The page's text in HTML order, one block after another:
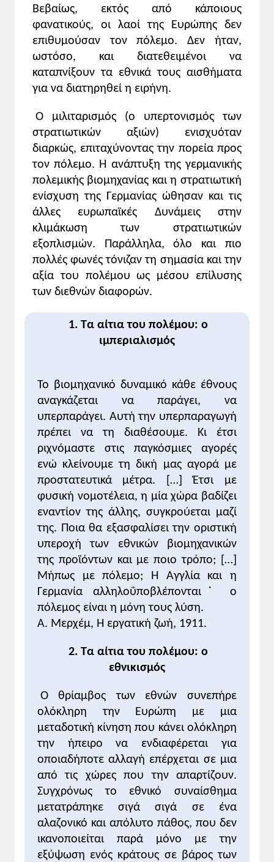
Παγκόσμιο πόλεμο είχε ξεκινήσει, στην
πραγματικότητα, πολλά χρόνια πριν με τη
μορφή ενός ανελέητου οικονομικού
πολέμου. Κύριος σκοπός των κρατών που
εμπλέκονταν σε αυτόν τον οικονομικό
πόλεμο, κυρίως της Βρετανίας, της Γαλλίας
σε μια περιοχή αποκτώντας τον οικονομικό
της έλεγχο. Χαρακτηριστικά, όταν η
Γερμανία αποπειράθηκε να διεισδύσει
οικονομικά στο Μαρόκο, που ανήκε στη
γαλλική σφαίρα συμφερόντων, Γαλλία και
Γερμανία βρέθηκαν στα πρόθυρα πολέμου
(μαροκινές κρίσεις, 1905-1906 και 1911).
2. Ο εθνικισμός ως αίσθημα αγάπης για
την πατρίδα και ταυτοχρόνως μίσους για
οτιδήποτε θεωρείται ότι μπορεί να τη
βλάψει είχε αρχίσει να αναπτύσσεται στην
Ευρώπη ήδη από τον 19ο
αιώνα. Στις αρχές
του 20ούαιώνα το συναίσθημα αυτό
ήπειρο: πολλοί στις ευρωπαϊκές κοινωνίες
πίστευαν ότι η προσφυγή στον πόλεμο ήταν
3. Το πνεύμα του μιλιταρισμού, ιδιαίτερα
έκδηλο στη Γερμανία, όπου προϋπήρχε και
μια ισχυρή στρατοκρατική πρωσική
παράδοση, αποθέωνε καθετί που
συνδεόταν με την οργάνωση, την τάξη, την
πειθαρχία και την υποταγή. Βασική
παράμετρος του μιλιταρισμού υπήρξε η
πεποίθηση ότι ο κύριος τρόπος
αποτελεσματικής επίλυσης των
διακρατικών διαφορών ήταν η ένοπλη
σύγκρουση. Η θέση αυτή, με τη σειρά της,
δικαιολογούσε τη στρατιωτικοποίηση τόσο
της κοινωνίας όσο και της οικονομίας,
προκειμένου να μπορούν να υποστηρίξουν
μια ενδεχόμενη πολεμική προσπάθεια του
κράτους.
Σχολιασμός εικονιστικού υλικού
1. Θα πρέπει να επισημανθεί στους
μαθητές ότι η σύνθεση των δύο αντίπαλων
συμμαχιών, όπως αποτυπώνεται στον
συγκεκριμένο χάρτη, άλλαξε κατά την
εξέλιξη του Α' Παγκόσμιου πολέμου (βλέπε
σχετικά Βιβλίο του μαθητή).
2. Ο πόλεμος των χαρακωμάτων, μια
ιδιαίτερη μορφή πολεμικής σύγκρουσης,
σφράγισε τον Α' Παγκόσμιο πόλεμο. Η
εμπειρία ήταν τραγική και είχε βαριές
συνέπειες όχι μόνο στη σωματική
ακεραιότητα αλλά και στην ψυχική
ισορροπία των πολεμιστών, που
υποχρεώνονταν για μεγάλα χρονικά
διαστήματα να παραμένουν αδρανείς
Βεβαίως, εκτός από κάποιους
φανατικούς, οι λαοί της Ευρώπης δεν
επιθυμούσαν τον πόλεμο. Δεν ήταν,
ωστόσο, και διατεθειμένοι να
καταπνίξουν τα εθνικά τους αισθήματα
για να διατηρηθεί η ειρήνη.
Ο μιλιταρισμός (ο υπερτονισμός των
στρατιωτικών αξιών) ενισχυόταν
διαρκώς, επιταχύνοντας την πορεία προς
τον πόλεμο. Η ανάπτυξη της γερμανικής
πολεμικής βιομηχανίας και η στρατιωτική
ενίσχυση της Γερμανίας ώθησαν και τις
άλλες ευρωπαϊκές Δυνάμεις στην
κλιμάκωση των στρατιωτικών
εξοπλισμών. Παράλληλα, όλο και πιο
πολλές φωνές τόνιζαν τη σημασία και την
αξία του πολέμου ως μέσου επίλυσης
των διεθνών διαφορών.
1. Τα αίτια του πολέμου: ο
ιμπεριαλισμός
Το βιομηχανικό δυναμικό κάθε έθνους
αναγκάζεται να παράγει, να
υπερπαράγει. Αυτή την υπερπαραγωγή
πρέπει να τη διαθέσουμε. Κι έτσι
ριχνόμαστε στις παγκόσμιες αγορές
ενώ κλείνουμε τη δική μας αγορά με
προστατευτικά μέτρα. […] Έτσι με
φυσική νομοτέλεια, η μία χώρα βαδίζει
εναντίον της άλλης, συγκρούεται μαζί
της. Ποια θα εξασφαλίσει την οριστική
υπεροχή των εθνικών βιομηχανικών
της προϊόντων και με ποιο τρόπο; […]
Μήπως με πόλεμο; Η Αγγλία και η
Γερμανία αλληλοΰποβλέπονται˙ ο
πόλεμος είναι η μόνη τους λύση.
Α. Μερχέμ, Η εργατική ζωή, 1911.
2. Τα αίτια του πολέμου: ο
εθνικισμός
Ο θρίαμβος των εθνών συνεπήρε
ολόκληρη την Ευρώπη με μια
μεταδοτική κίνηση που κάνει ολόκληρη
την ήπειρο να ενδιαφέρεται για
οποιαδήποτε αλλαγή επέρχεται σε μια
από τις χώρες που την απαρτίζουν.
Συγχρόνως το εθνικό συναίσθημα
μετατράπηκε σιγά σιγά σε ένα
αλαζονικό και απόλυτο πάθος, που δεν
ικανοποιείται παρά μόνο με την
εξύψωση ενός κράτους σε βάρος των